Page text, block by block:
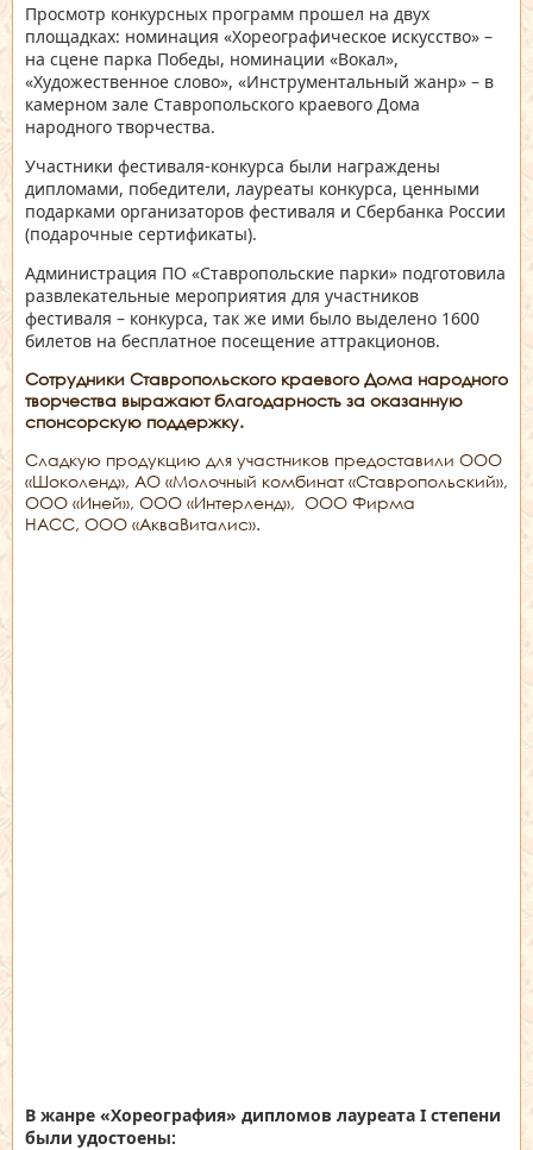
Просмотр конкурсных программ прошел на двух
площадках: номинация «Хореографическое искусство» –
на сцене парка Победы, номинации «Вокал»,
«Художественное слово», «Инструментальный жанр» – в
камерном зале Ставропольского краевого Дома
народного творчества.
Участники фестиваля-конкурса были награждены
дипломами, победители, лауреаты конкурса, ценными
подарками организаторов фестиваля и Сбербанка России
(подарочные сертификаты).
Администрация ПО «Ставропольские парки» подготовила
развлекательные мероприятия для участников
фестиваля – конкурса, так же ими было выделено 1600
билетов на бесплатное посещение аттракционов.
Сотрудники Ставропольского краевого Дома народного
творчества выражают благодарность за оказанную
спонсорскую поддержку.
Сладкую продукцию для участников предоставили ООО
«Шоколенд», АО «Молочный комбинат «Ставропольский»,
ООО «Иней», ООО «Интерленд», ООО Фирма
НАСС, ООО «АкваВиталис».
В жанре «Хореография» дипломов лауреата I степени
были удостоены: